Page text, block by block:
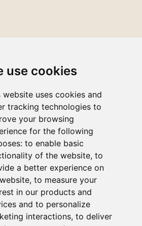
use cookies
website uses cookies and
tracking technologies to
your browsing
for the following
to enable basic
of the website, to
a better experience on
, to measure your
in our products and
and to personalize
interactions, to deliver